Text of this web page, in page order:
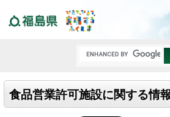
食品営業許可施設に関する情